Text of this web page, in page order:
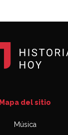
Mapa del sitio
Música